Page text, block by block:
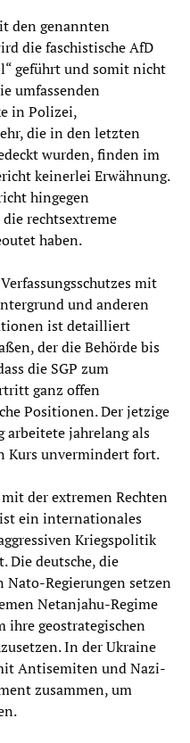
den genannten
die faschistische AfD
geführt und somit nicht
umfassenden
in Polizei,
die in den letzten
wurden, finden im
keinerlei Erwähnung.
hingegen
rechtsextreme
haben.
mit
und anderen
ist detailliert
der die Behörde bis
die SGP zum
ganz offen
Positionen. Der jetzige
arbeitete jahrelang als
Kurs unvermindert fort.
der extremen Rechten
ein internationales
Kriegspolitik
Die deutsche, die
Nato-Regierungen setzen
Netanjahu-Regime
ihre geostrategischen
In der Ukraine
Antisemiten und Nazi-
zusammen, um